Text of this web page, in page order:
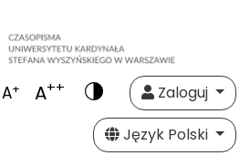
A+ A++
Zaloguj
Język Polski